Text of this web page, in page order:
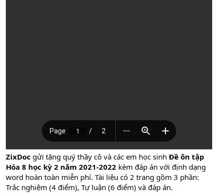
ZixDoc gửi tặng quý thầy cô và các em học sinh Đề ôn tập
Hóa 8 học kỳ 2 năm 2021-2022 kèm đáp án với định dạng
word hoàn toàn miễn phí. Tài liệu có 2 trang gồm 3 phần:
Trắc nghiệm (4 điểm), Tự luận (6 điểm) và đáp án.